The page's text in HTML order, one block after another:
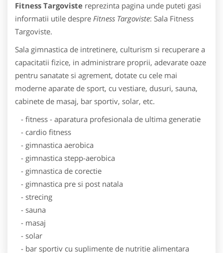
Fitness Targoviste reprezinta pagina unde puteti gasi
informatii utile despre Fitness Targoviste: Sala Fitness
Targoviste.
Sala gimnastica de intretinere, culturism si recuperare a
capacitatii fizice, in administrare proprii, adevarate oaze
pentru sanatate si agrement, dotate cu cele mai
moderne aparate de sport, cu vestiare, dusuri, sauna,
cabinete de masaj, bar sportiv, solar, etc.
- fitness - aparatura profesionala de ultima generatie
- cardio fitness
- gimnastica aerobica
- gimnastica stepp-aerobica
- gimnastica de corectie
- gimnastica pre si post natala
- strecing
- sauna
- masaj
- solar
- bar sportiv cu suplimente de nutritie alimentara